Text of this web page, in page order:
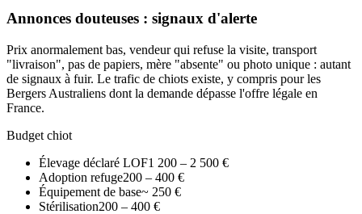
Annonces douteuses : signaux d'alerte
Prix anormalement bas, vendeur qui refuse la visite, transport
"livraison", pas de papiers, mère "absente" ou photo unique : autant
de signaux à fuir. Le trafic de chiots existe, y compris pour les
Bergers Australiens dont la demande dépasse l'offre légale en
France.
Budget chiot
Élevage déclaré LOF1 200 – 2 500 €
Adoption refuge200 – 400 €
Équipement de base~ 250 €
Stérilisation200 – 400 €